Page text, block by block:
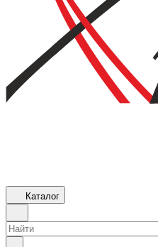
Каталог